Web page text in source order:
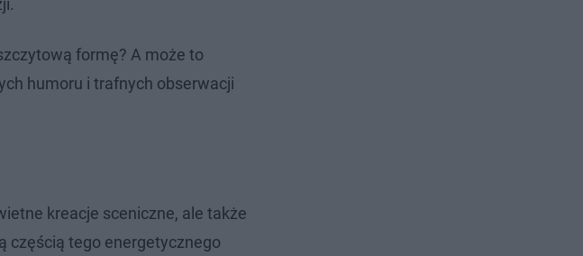
formę? A może to
humoru i trafnych obserwacji
kreacje sceniczne, ale także
częścią tego energetycznego